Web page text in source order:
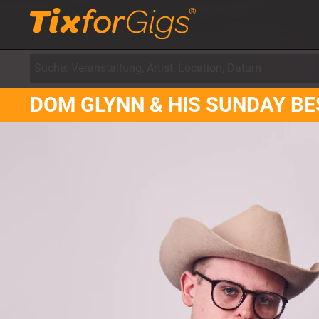
DOM GLYNN & HIS SUNDAY